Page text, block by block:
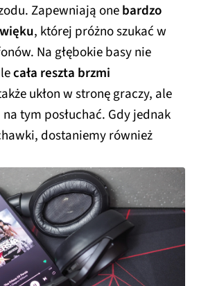
Zapewniają onebardzo
, której próżno szukać w
Na głębokie basy nie
cała reszta brzmi
ukłon w stronę graczy, ale
tym posłuchać. Gdy jednak
dostaniemy również